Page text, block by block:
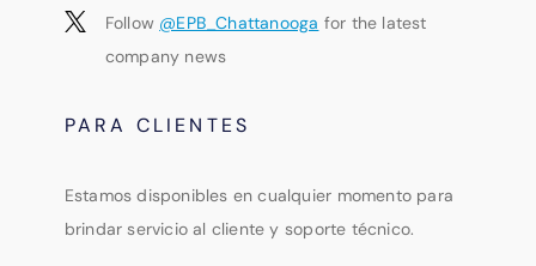
Follow @EPB_Chattanooga for the latest
company news
PARA CLIENTES
Estamos disponibles en cualquier momento para
brindar servicio al cliente y soporte técnico.